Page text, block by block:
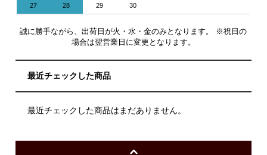
27 28 29 30
誠に勝手ながら、出荷日が火・水・金のみとなります。 ※祝日の
場合は翌営業日に変更となります。
最近チェックした商品
最近チェックした商品はまだありません。